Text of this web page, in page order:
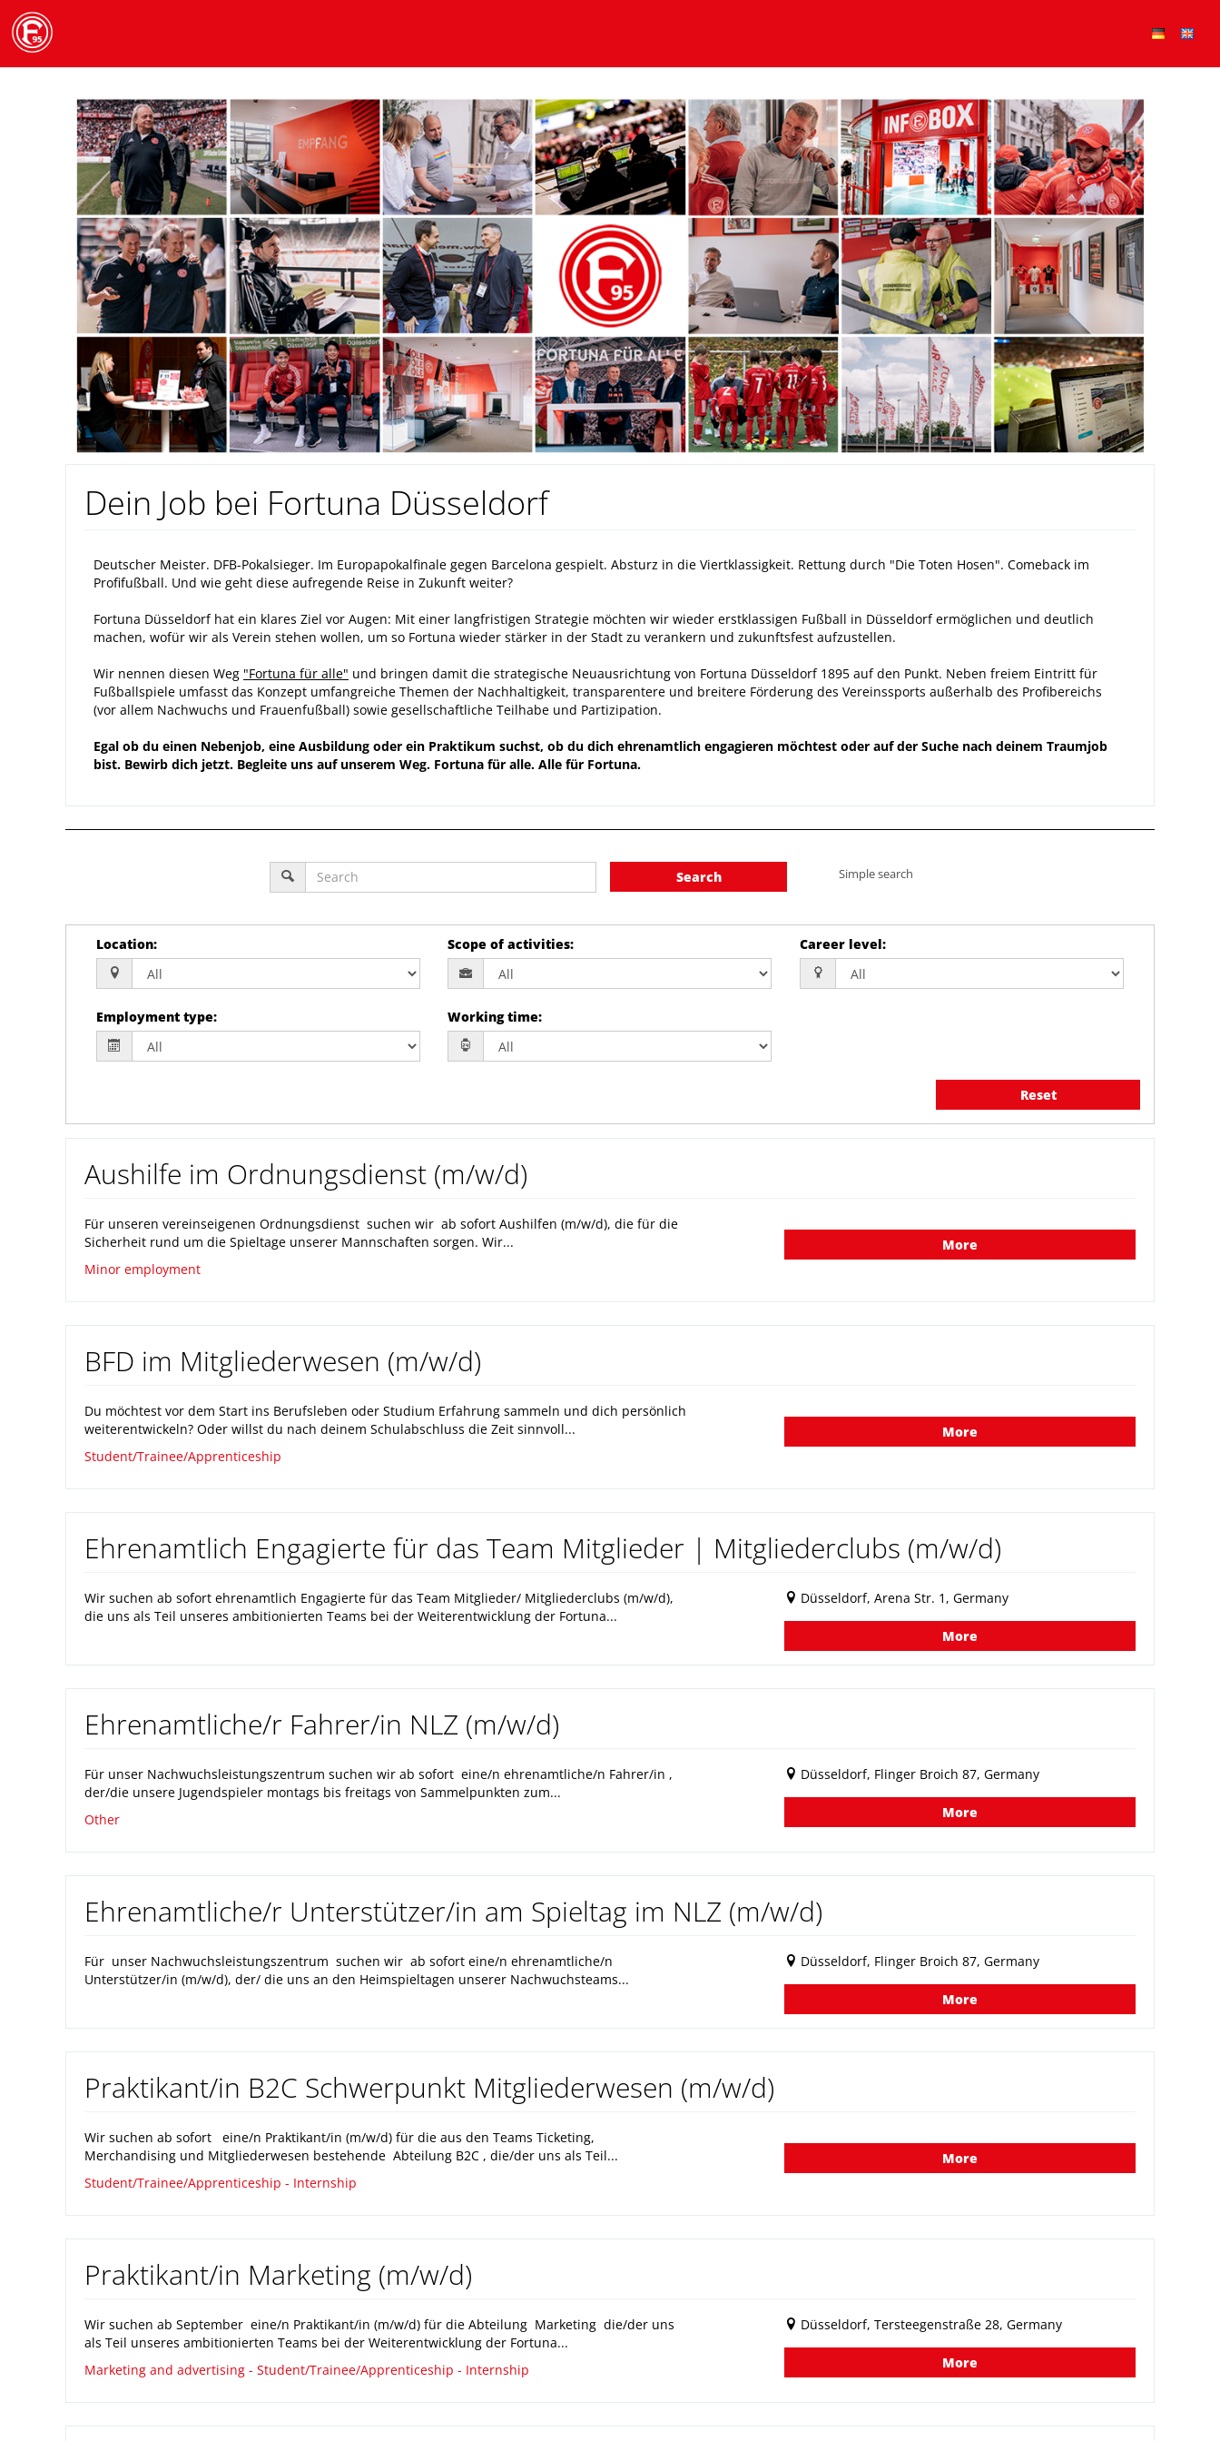
Dein Job bei Fortuna Düsseldorf
Deutscher Meister. DFB-Pokalsieger. Im Europapokalfinale gegen Barcelona gespielt. Absturz in die Viertklassigkeit. Rettung durch "Die Toten Hosen". Comeback im
Profifußball. Und wie geht diese aufregende Reise in Zukunft weiter?
Fortuna Düsseldorf hat ein klares Ziel vor Augen: Mit einer langfristigen Strategie möchten wir wieder erstklassigen Fußball in Düsseldorf ermöglichen und deutlich
machen, wofür wir als Verein stehen wollen, um so Fortuna wieder stärker in der Stadt zu verankern und zukunftsfest aufzustellen.
Wir nennen diesen Weg "Fortuna für alle" und bringen damit die strategische Neuausrichtung von Fortuna Düsseldorf 1895 auf den Punkt. Neben freiem Eintritt für
Fußballspiele umfasst das Konzept umfangreiche Themen der Nachhaltigkeit, transparentere und breitere Förderung des Vereinssports außerhalb des Profibereichs
(vor allem Nachwuchs und Frauenfußball) sowie gesellschaftliche Teilhabe und Partizipation.
Egal ob du einen Nebenjob, eine Ausbildung oder ein Praktikum suchst, ob du dich ehrenamtlich engagieren möchtest oder auf der Suche nach deinem Traumjob
bist. Bewirb dich jetzt. Begleite uns auf unserem Weg. Fortuna für alle. Alle für Fortuna.
Search Simple search
Location: Scope of activities: Career level:
Employment type: Working time:
Reset
Aushilfe im Ordnungsdienst (m/w/d)
Für unseren vereinseigenen Ordnungsdienst suchen wir ab sofort Aushilfen (m/w/d), die für die
Sicherheit rund um die Spieltage unserer Mannschaften sorgen. Wir...
Minor employment
More
BFD im Mitgliederwesen (m/w/d)
Du möchtest vor dem Start ins Berufsleben oder Studium Erfahrung sammeln und dich persönlich
weiterentwickeln? Oder willst du nach deinem Schulabschluss die Zeit sinnvoll...
Student/Trainee/Apprenticeship
More
Ehrenamtlich Engagierte für das Team Mitglieder | Mitgliederclubs (m/w/d)
Wir suchen ab sofort ehrenamtlich Engagierte für das Team Mitglieder/ Mitgliederclubs (m/w/d),
die uns als Teil unseres ambitionierten Teams bei der Weiterentwicklung der Fortuna...
Düsseldorf, Arena Str. 1, Germany
More
Ehrenamtliche/r Fahrer/in NLZ (m/w/d)
Für unser Nachwuchsleistungszentrum suchen wir ab sofort eine/n ehrenamtliche/n Fahrer/in ,
der/die unsere Jugendspieler montags bis freitags von Sammelpunkten zum...
Other
Düsseldorf, Flinger Broich 87, Germany
More
Ehrenamtliche/r Unterstützer/in am Spieltag im NLZ (m/w/d)
Für unser Nachwuchsleistungszentrum suchen wir ab sofort eine/n ehrenamtliche/n
Unterstützer/in (m/w/d), der/ die uns an den Heimspieltagen unserer Nachwuchsteams...
Düsseldorf, Flinger Broich 87, Germany
More
Praktikant/in B2C Schwerpunkt Mitgliederwesen (m/w/d)
Wir suchen ab sofort eine/n Praktikant/in (m/w/d) für die aus den Teams Ticketing,
Merchandising und Mitgliederwesen bestehende Abteilung B2C , die/der uns als Teil...
Student/Trainee/Apprenticeship - Internship
More
Praktikant/in Marketing (m/w/d)
Wir suchen ab September eine/n Praktikant/in (m/w/d) für die Abteilung Marketing die/der uns
als Teil unseres ambitionierten Teams bei der Weiterentwicklung der Fortuna...
Marketing and advertising - Student/Trainee/Apprenticeship - Internship
Düsseldorf, Tersteegenstraße 28, Germany
More